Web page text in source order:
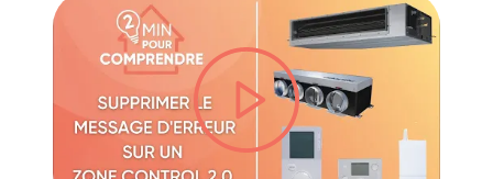
lire la vidéo